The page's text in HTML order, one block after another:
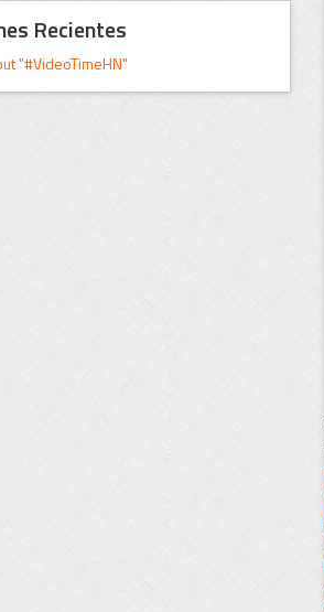
Recientes
"#VideoTimeHN"